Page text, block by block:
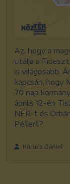
Az, hogy a
utálja a
is világosabb.
kapcsán, hogy
70 nap
április 12-én
NER-t és
Pétert?
Kurucz Dániel